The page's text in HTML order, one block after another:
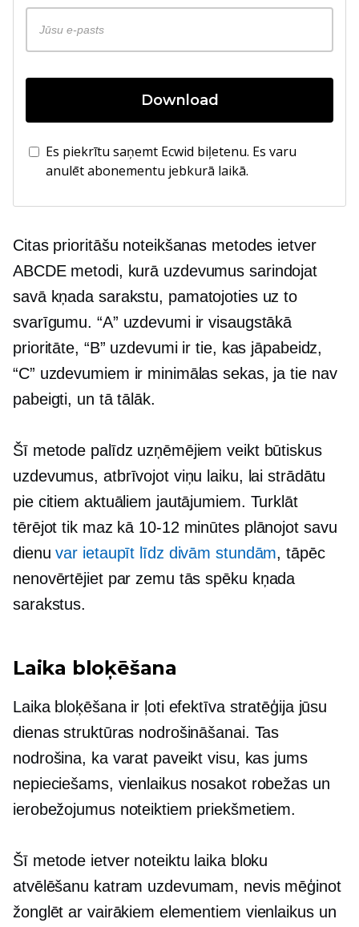
Download
Es piekrītu saņemt Ecwid biļetenu. Es varu
anulēt abonementu jebkurā laikā.
Citas prioritāšu noteikšanas metodes ietver
ABCDE metodi, kurā uzdevumus sarindojat
savā kņadasarakstu, pamatojoties uz to
svarīgumu. “A” uzdevumi ir visaugstākā
prioritāte, “B” uzdevumi ir tie, kas jāpabeidz,
“C” uzdevumiem ir minimālas sekas, ja tie nav
pabeigti, un tā tālāk.
Šī metode palīdz uzņēmējiem veikt būtiskus
uzdevumus, atbrīvojot viņu laiku, lai strādātu
pie citiem aktuāliem jautājumiem. Turklāt
tērējot tik maz kā 10-12minūtes plānojot savu
dienuvar ietaupīt līdz divām stundām, tāpēc
nenovērtējiet par zemu tās spēku kņada
sarakstus.
Laika bloķēšana
Laika bloķēšana ir ļoti efektīva stratēģija jūsu
dienas struktūras nodrošināšanai. Tas
nodrošina, ka varat paveikt visu, kas jums
nepieciešams, vienlaikus nosakot robežas un
ierobežojumus noteiktiem priekšmetiem.
Šī metode ietver noteiktu laika bloku
atvēlēšanu katram uzdevumam, nevis mēģinot
žonglēt ar vairākiem elementiem vienlaikus un